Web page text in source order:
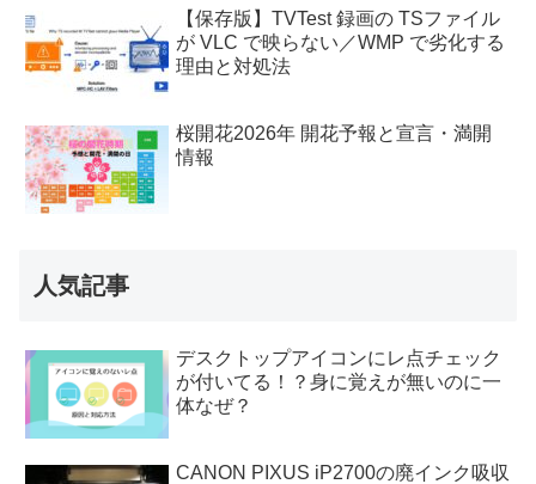
【保存版】TVTest 録画の TSファイル
が VLC で映らない／WMP で劣化する
理由と対処法
桜開花2026年 開花予報と宣言・満開
情報
人気記事
デスクトップアイコンにレ点チェック
が付いてる！？身に覚えが無いのに一
体なぜ？
CANON PIXUS iP2700の廃インク吸収